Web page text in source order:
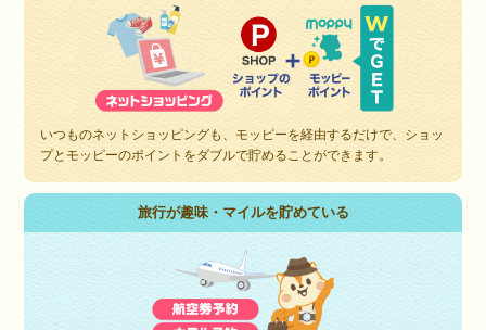
いつものネットショッピングも、モッピーを経由するだけで、ショッ
プとモッピーのポイントをダブルで貯めることができます。
旅行が趣味・マイルを貯めている